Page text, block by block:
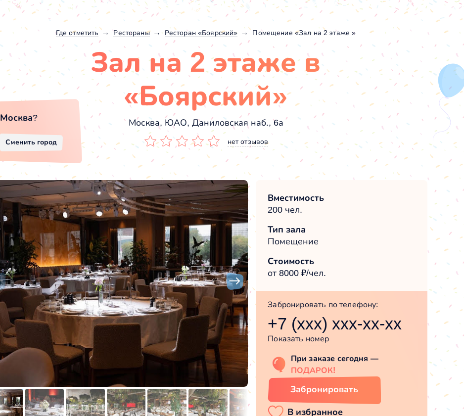
Где отметить Рестораны Ресторан «Боярский» Помещение «Зал на 2 этаже »
Зал на 2 этаже в
«Боярский»
Москва, ЮАО, Даниловская наб., 6а
нет отзывов
Вместимость
200 чел.
Тип зала
Помещение
Стоимость
от 8000 ₽/чел.
Забронировать по телефону:
+7 (xxx) xxx-xx-xx
Показать номер
При заказе сегодня —
ПОДАРОК!
Забронировать
Москва?
Сменить город